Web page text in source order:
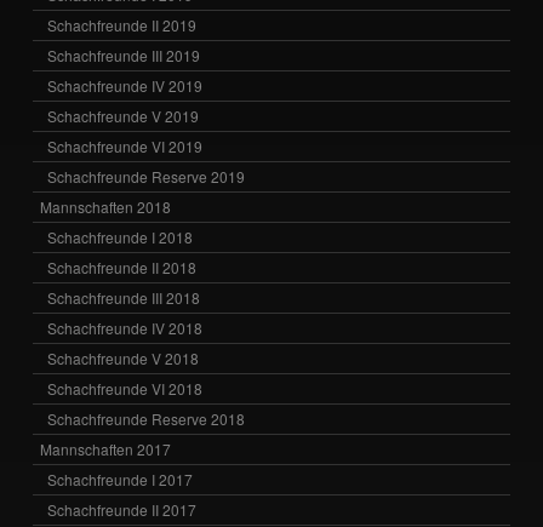
Schachfreunde II 2019
Schachfreunde III 2019
Schachfreunde IV 2019
Schachfreunde V 2019
Schachfreunde VI 2019
Schachfreunde Reserve 2019
Mannschaften 2018
Schachfreunde I 2018
Schachfreunde II 2018
Schachfreunde III 2018
Schachfreunde IV 2018
Schachfreunde V 2018
Schachfreunde VI 2018
Schachfreunde Reserve 2018
Mannschaften 2017
Schachfreunde I 2017
Schachfreunde II 2017